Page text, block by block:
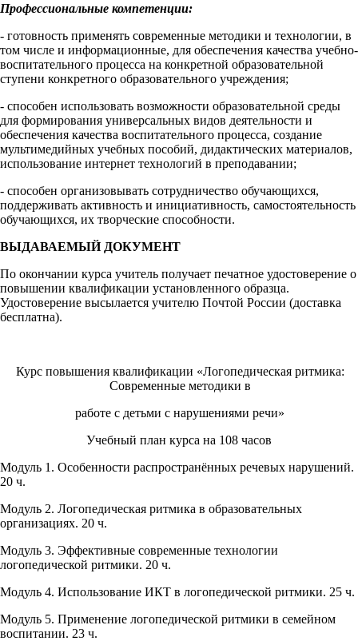
Профессиональные компетенции:
- готовность применять современные методики и технологии, в
том числе и информационные, для обеспечения качества учебно-
воспитательного процесса на конкретной образовательной
ступени конкретного образовательного учреждения;
- способен использовать возможности образовательной среды
для формирования универсальных видов деятельности и
обеспечения качества воспитательного процесса, создание
мультимедийных учебных пособий, дидактических материалов,
использование интернет технологий в преподавании;
- способен организовывать сотрудничество обучающихся,
поддерживать активность и инициативность, самостоятельность
обучающихся, их творческие способности.
ВЫДАВАЕМЫЙ ДОКУМЕНТ
По окончании курса учитель получает печатное удостоверение о
повышении квалификации установленного образца.
Удостоверение высылается учителю Почтой России (доставка
бесплатна).
Курс повышения квалификации «Логопедическая ритмика:
Современные методики в
работе с детьми с нарушениями речи»
Учебный план курса на 108 часов
Модуль 1. Особенности распространённых речевых нарушений.
20 ч.
Модуль 2. Логопедическая ритмика в образовательных
организациях. 20 ч.
Модуль 3. Эффективные современные технологии
логопедической ритмики. 20 ч.
Модуль 4. Использование ИКТ в логопедической ритмики. 25 ч.
Модуль 5. Применение логопедической ритмики в семейном
воспитании. 23 ч.